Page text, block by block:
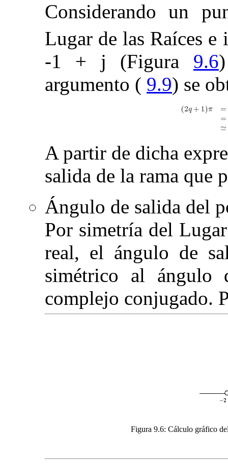
Considerando un
Lugar de las Raíces
-1 + j (Figura 9.6
argumento ( 9.9) se
A partir de dicha
salida de la rama que
Ángulo de salida del
Por simetría del
real, el ángulo de
simétrico al
complejo conjugado.
Figura 9.6: Cálculo gráfico